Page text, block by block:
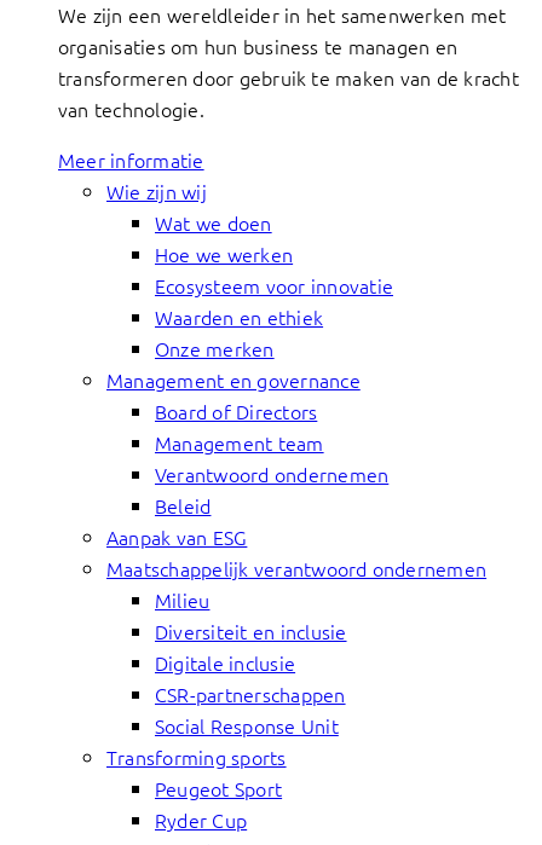
We zijn een wereldleider in het samenwerken met
organisaties om hun business te managen en
transformeren door gebruik te maken van de kracht
van technologie.
Meer informatie
Wie zijn wij
Wat we doen
Hoe we werken
Ecosysteem voor innovatie
Waarden en ethiek
Onze merken
Management en governance
Board of Directors
Management team
Verantwoord ondernemen
Beleid
Aanpak van ESG
Maatschappelijk verantwoord ondernemen
Milieu
Diversiteit en inclusie
Digitale inclusie
CSR-partnerschappen
Social Response Unit
Transforming sports
Peugeot Sport
Ryder Cup